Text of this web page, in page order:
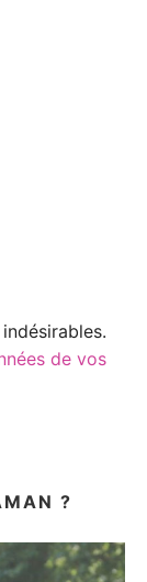
de vos
?